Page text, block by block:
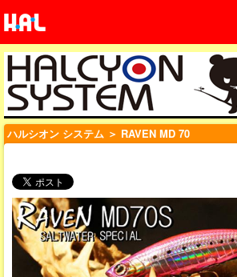
ハルシオン システム ＞ RAVEN MD 70